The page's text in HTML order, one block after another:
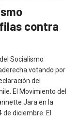
contra
Socialismo
votando por
del
El Movimiento del
Jara en la
diciembre. El